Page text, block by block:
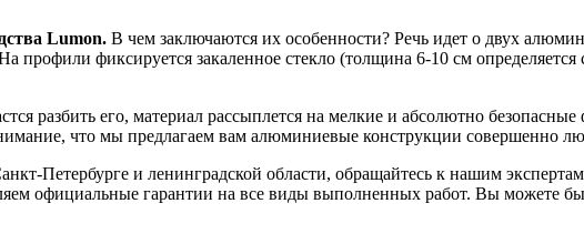
Lumon. В чем заключаются их особенности? Речь идет о двух
фиксируется закаленное стекло (толщина 6-10 см
разбить его, материал рассыплется на мелкие и абсолютно безопасные
что мы предлагаем вам алюминиевые конструкции совершенно
Петербурге и ленинградской области, обращайтесь к нашим
официальные гарантии на все виды выполненных работ. Вы можете